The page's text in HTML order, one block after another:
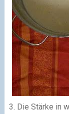
3. Die Stärke in